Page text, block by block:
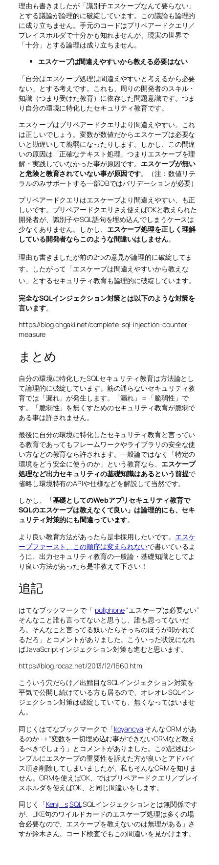
理由も書きましたが「識別子エスケープなんて要らない」
とする議論が論理的に破綻しています。この議論も論理的
に成り立ちません。手元のコードはプリペアードクエリ／
プレイスホルダで十分かも知れませんが、現実の世界で
「十分」とする論理は成り立ちません。
エスケープは間違えやすいから教える必要はない
「自分はエスケープ処理は間違えやすいと考えるから必要
ない」とする考えです。これも、周りの開発者のスキル・
知識（つまり受けた教育）に依存した問題意識です。つま
り自分の環境に特化したセキュリティ教育です。
エスケープはプリペアードクエリより間違えやすい。これ
は正しいでしょう。変数が数値だからエスケープは必要な
いと勘違いして脆弱になったりします。しかし、この間違
いの原因は「正確なテキスト処理」つまりエスケープを理
解・実践していなかった事が原因です。 エスケープが無い
と危険と教育されていない事が原因です。（注：数値リテ
ラルのみサポートする一部DBではバリデーションが必要）
プリペアードクエリはエスケープより間違えやすい、も正
しいです。プリペアードクエリさえ使えばOKと教えられた
開発者が、識別子やSQL語句を埋め込んでしまうケースは
少なくありません。しかし、 エスケープ処理を正しく理解
している開発者ならこのような間違いはしません。
理由も書きましたが前の2つの意見が論理的に破綻してま
す。したがって 「エスケープは間違えやすいから教えな
い」とするセキュリティ教育も論理的に破綻 しています。
完全なSQLインジェクション対策とは以下のような対策を
言います。
https://blog.ohgaki.net/complete-sql-injection-counter-
measure
まとめ
自分の環境に特化したSQLセキュリティ教育は方法論とし
て論理的に破綻しています。筋の通らないセキュリティ教
育では「漏れ」が発生します。「漏れ」＝「脆弱性」で
す。「脆弱性」を無くすためのセキュリティ教育が脆弱で
ある事は許されません。
最後に自分の環境に特化したセキュリティ教育と言ってい
る教育であってもフレームワークやライブラリの安全な使
い方などの教育なら許されます。一般論ではなく「特定の
環境をどう安全に使うのか」という教育なら、 エスケープ
処理など出力セキュリティの基礎知識はあるという前提で
省略し環境特有のAPIや仕様などを解説して当然です。
しかし、
「基礎としてのWebアプリセキュリティ教育で
SQLのエスケープは教えなくて良い」は論理的にも、セキ
ュリティ対策的にも間違っています。
より良い教育方法があったら是非採用したいです。 エスケ
ープファースト、この順序は変えられないで書いているよ
うに、出力セキュリティ教育の一般論・基礎知識としてよ
り良い方法があったら是非教えて下さい！
追記
はてなブックマークで「 pullphone“エスケープは必要ない”
そんなこと誰も言ってないと思うし、誰も思ってないだ
ろ。そんなこと言ってる奴いたらそっちのほうが叩かれて
るだろ」とコメントがありました。こういった状況になれ
ばJavaScriptインジェクション対策も進むと思います。
https://blog.rocaz.net/2013/12/1660.html
こういう穴だらけ／出鱈目なSQLインジェクション対策を
平気で公開し続けている方も居るので、オレオレSQLイン
ジェクション対策は破綻していても、無くなってはいませ
ん。
同じくはてなブックマークで「koyancya そんな ORM があ
るのか -> “変数を一切埋め込む事ができないORMなど教え
るべきでしょう」とコメントがありました。この記述はシ
ンプルにエスケープの重要性を訴えた方が良いとアドバイ
ス頂き削除してしまいましたが、私もそんなORMを知りま
せん。ORMを使えばOK、ではプリペアードクエリ／プレイ
スホルダを使えばOK、と同じ間違いをします。
同じく「Kenji_sSQLSQLインジェクションとは無関係です
が、LIKE句のワイルドカードのエスケープ処理は多くの場
合必要なので、エスケープを教えないのは無理がある」さ
すが鈴木さん。コード検査でもこの間違いを見かけます。